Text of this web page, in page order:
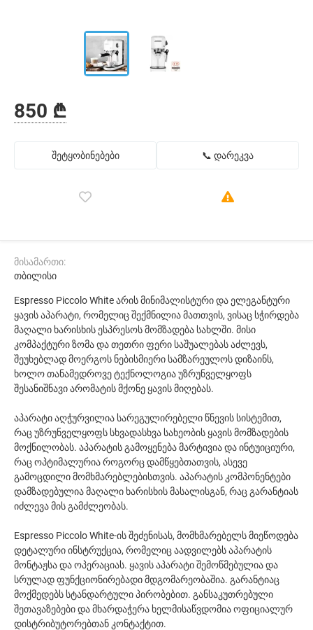
850 ₾
შეტყობინებები 📞 დარეკვა
მისამართი:
თბილისი
Espresso Piccolo White არის მინიმალისტური და ელეგანტური
ყავის აპარატი, რომელიც შექმნილია მათთვის, ვისაც სჭირდება
მაღალი ხარისხის ესპრესოს მომზადება სახლში. მისი
კომპაქტური ზომა და თეთრი ფერი საშუალებას აძლევს,
შეუხებლად მოერგოს ნებისმიერი სამზარეულოს დიზაინს,
ხოლო თანამედროვე ტექნოლოგია უზრუნველყოფს
შესანიშნავი არომატის მქონე ყავის მიღებას.
აპარატი აღჭურვილია სარეგულირებელი წნევის სისტემით,
რაც უზრუნველყოფს სხვადასხვა სახეობის ყავის მომზადების
მოქნილობას. აპარატის გამოყენება მარტივია და ინტუიციური,
რაც ოპტიმალურია როგორც დამწყებთათვის, ასევე
გამოცდილი მომხმარებლებისთვის. აპარატის კომპონენტები
დამზადებულია მაღალი ხარისხის მასალისგან, რაც გარანტიას
იძლევა მის გამძლეობას.
Espresso Piccolo White-ის შეძენისას, მომხმარებელს მიეწოდება
დეტალური ინსტრუქცია, რომელიც აადვილებს აპარატის
მონტაჟსა და ოპერაციას. ყავის აპარატი შემოწმებულია და
სრულად ფუნქციონირებადი მდგომარეობაშია. გარანტიაც
მოქმედებს სტანდარტული პირობებით. განსაკუთრებული
შეთავაზებები და მხარდაჭერა ხელმისაწვდომია ოფიციალურ
დისტრიბუტორებთან კონტაქტით.